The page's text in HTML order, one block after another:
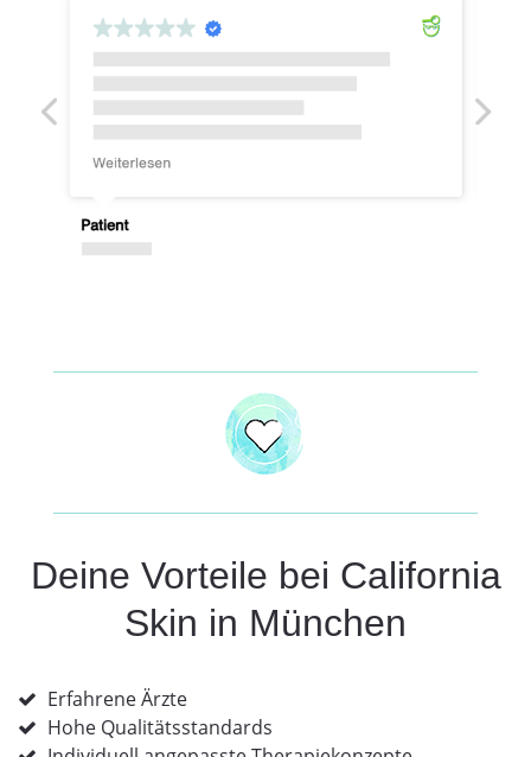
Deine Vorteile bei California
Skin in München
Erfahrene Ärzte
Hohe Qualitätsstandards